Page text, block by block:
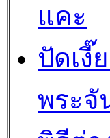
แคะ
ปัดเงี๊
พระจั